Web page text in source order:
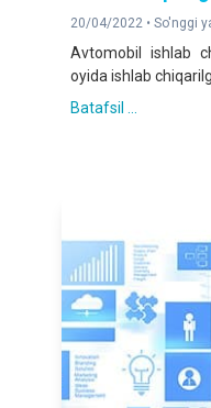
20/04/2022 • So'nggi
Avtomobil ishlab
oyida ishlab
Batafsil ...